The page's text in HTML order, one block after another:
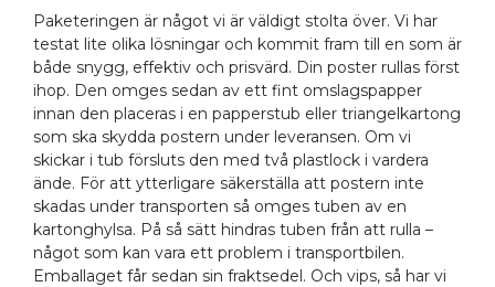
Paketeringen är något vi är väldigt stolta över. Vi har
testat lite olika lösningar och kommit fram till en som är
både snygg, effektiv och prisvärd. Din poster rullas först
ihop. Den omges sedan av ett fint omslagspapper
innan den placeras i en papperstub eller triangelkartong
som ska skydda postern under leveransen. Om vi
skickar i tub försluts den med två plastlock i vardera
ände. För att ytterligare säkerställa att postern inte
skadas under transporten så omges tuben av en
kartonghylsa. På så sätt hindras tuben från att rulla –
något som kan vara ett problem i transportbilen.
Emballaget får sedan sin fraktsedel. Och vips, så har vi